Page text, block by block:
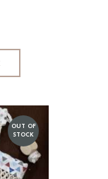
OUT OF
STOCK